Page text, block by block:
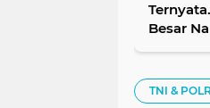
Besar
TNI &